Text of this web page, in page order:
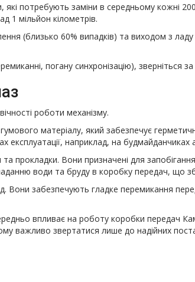
потребують заміни в середньому кожні
1 мільйон кілометрів.
(близько 60% випадків) та виходом з ладу
погану синхронізацію), зверніться
роботи механізму.
матеріалу, який забезпечує
наприклад, на будмайданчиках
прокладки. Вони призначені для
води та бруду в коробку передач, що
Вони забезпечують гладке перемикання
впливає на роботу коробки передач
важливо звертатися лише до надійних